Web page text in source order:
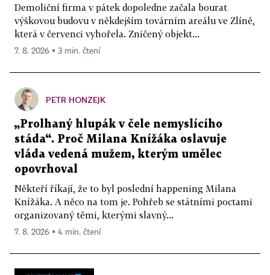
Demoliční firma v pátek dopoledne začala bourat
výškovou budovu v někdejším továrním areálu ve Zlíně,
která v červenci vyhořela. Zničený objekt...
7. 8. 2026 ▪ 3 min. čtení
PETR HONZEJK
„Prolhaný hlupák v čele nemyslícího
stáda“. Proč Milana Knížáka oslavuje
vláda vedená mužem, kterým umělec
opovrhoval
Někteří říkají, že to byl poslední happening Milana
Knížáka. A něco na tom je. Pohřeb se státními poctami
organizovaný těmi, kterými slavný...
7. 8. 2026 ▪ 4 min. čtení